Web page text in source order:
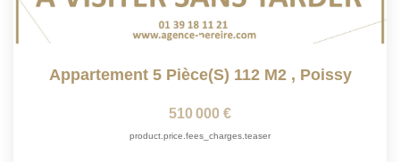
Appartement 5 Pièce(s) 112 M2 , Poissy
510 000 €
product.price.fees_charges.teaser